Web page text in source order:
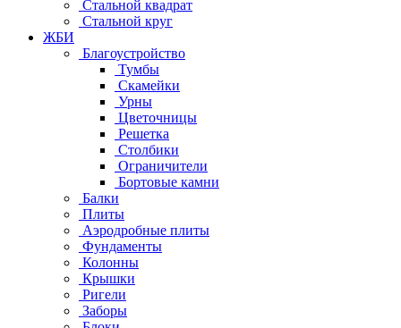
Стальной квадрат
Стальной круг
ЖБИ
Благоустройство
Тумбы
Скамейки
Урны
Цветочницы
Решетка
Столбики
Ограничители
Бортовые камни
Балки
Плиты
Аэродробные плиты
Фундаменты
Колонны
Крышки
Ригели
Заборы